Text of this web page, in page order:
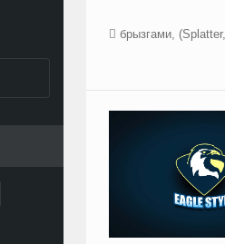
брызгами, (Splatter